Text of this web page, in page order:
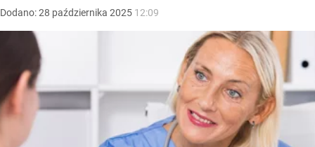
Dodano:28 października 2025 12:09